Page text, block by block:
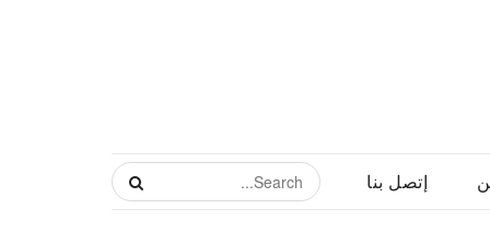
إتصل بنا